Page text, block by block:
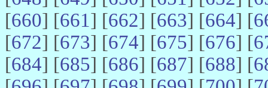
[660] [661] [662] [663] [664] [
[672] [673] [674] [675] [676] [
[684] [685] [686] [687] [688] [